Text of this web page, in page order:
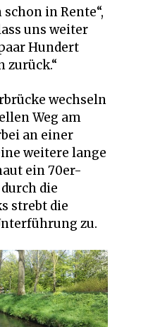
schon in Rente“,
uns weiter
Hundert
zurück.“
wechseln
Weg am
an einer
weitere lange
ein 70er-
die
strebt die
zu.